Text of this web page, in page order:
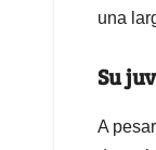
una
Su
A